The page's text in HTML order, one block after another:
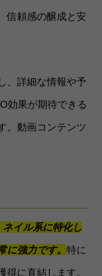
信頼感の醸成と安
、詳細な情報や予
効果が期待できる
。動画コンテンツ
イル系に特化し
強力です。 特に
に直結します。